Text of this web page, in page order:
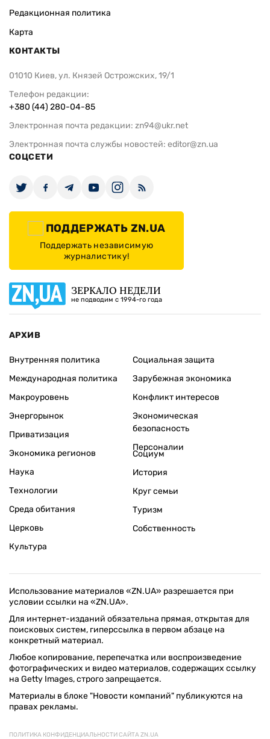
Редакционная политика
Карта
КОНТАКТЫ
01010 Киев, ул. Князей Острожских, 19/1
Телефон редакции:
+380 (44) 280-04-85
Электронная почта редакции: zn94@ukr.net
Электронная почта службы новостей: editor@zn.ua
СОЦСЕТИ
ПОДДЕРЖАТЬ ZN.UA
Поддержать независимую
журналистику!
ЗЕРКАЛО НЕДЕЛИ
не подводим с 1994-го года
АРХИВ
Внутренняя политика
Международная политика
Макроуровень
Энергорынок
Приватизация
Экономика регионов
Социальная защита
Зарубежная экономика
Конфликт интересов
Экономическая
безопасность
Персоналии
Наука
Технологии
Среда обитания
Церковь
Культура
Социум
История
Круг семьи
Туризм
Собственность
Использование материалов «ZN.UA» разрешается при
условии ссылки на «ZN.UA».
Для интернет-изданий обязательна прямая, открытая для
поисковых систем, гиперссылка в первом абзаце на
конкретный материал.
Любое копирование, перепечатка или воспроизведение
фотографических и видео материалов, содержащих ссылку
на Getty Images, строго запрещается.
Материалы в блоке "Новости компаний" публикуются на
правах рекламы.
ПОЛИТИКА КОНФИДЕНЦИАЛЬНОСТИ САЙТА ZN.UA